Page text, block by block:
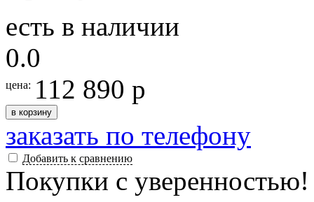
есть в наличии
0.0
цена: 112 890 р
в корзину
заказать по телефону
Добавить к сравнению
Покупки с уверенностью!